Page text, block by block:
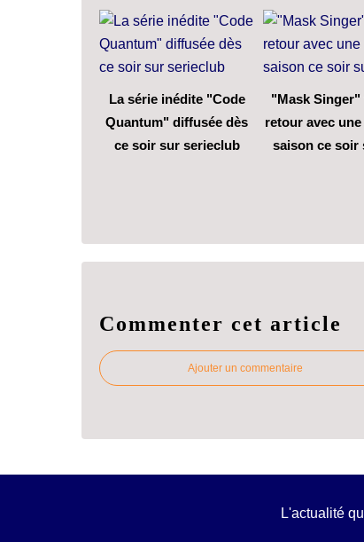
La série inédite "Code
Quantum" diffusée dès
ce soir sur serieclub
"Mask Singer"
retour avec
saison ce soir
Commenter cet article
Ajouter un commentaire
L'actualité